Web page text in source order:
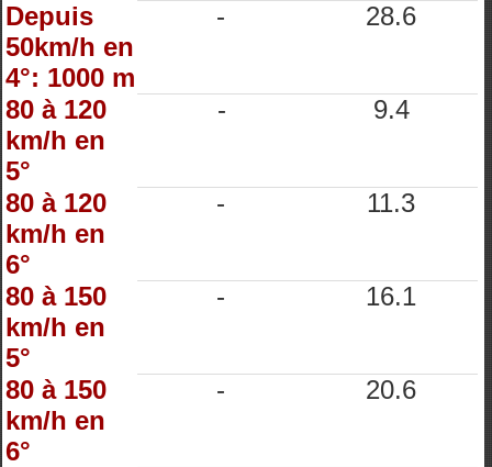
Depuis
50km/h en
4°: 1000 m
- 28.6
80 à 120
km/h en
5°
- 9.4
80 à 120
km/h en
6°
- 11.3
80 à 150
km/h en
5°
- 16.1
80 à 150
km/h en
6°
- 20.6